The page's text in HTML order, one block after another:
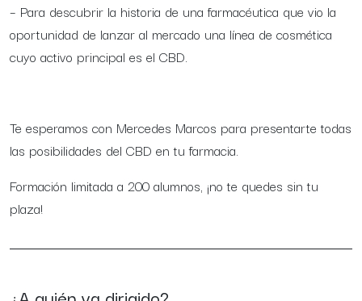
– Para descubrir la historia de una farmacéutica que vio la
oportunidad de lanzar al mercado una línea de cosmética
cuyo activo principal es el CBD.
Te esperamos con Mercedes Marcos para presentarte todas
las posibilidades del CBD en tu farmacia.
Formación limitada a 200 alumnos, ¡no te quedes sin tu
plaza!